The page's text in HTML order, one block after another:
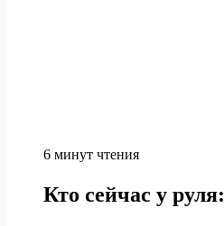
6 минут чтения
Кто сейчас у